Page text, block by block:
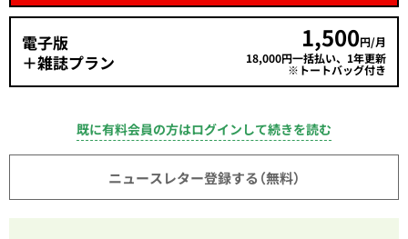
電子版
＋雑誌プラン
1,500円/月
18,000円一括払い、1年更新
※トートバッグ付き
既に有料会員の方はログインして続きを読む
ニュースレター登録する（無料）